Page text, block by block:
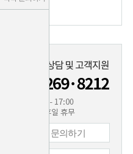
- 수강후기
1:1 문의하기